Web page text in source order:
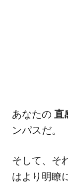
あなたの 直
ンパスだ。
そして、そ
はより明瞭